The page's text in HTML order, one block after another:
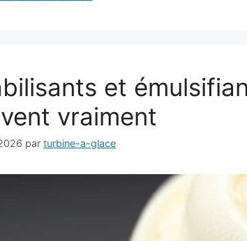
et
vraiment
par turbine-a-glace